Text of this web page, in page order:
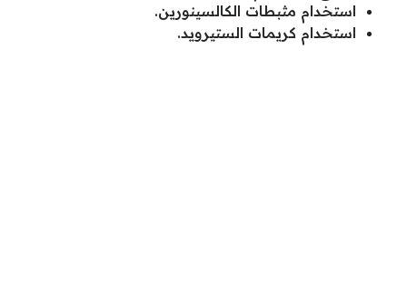
استخدام مثبطات الكالسينورين.
استخدام كريمات الستيرويد.